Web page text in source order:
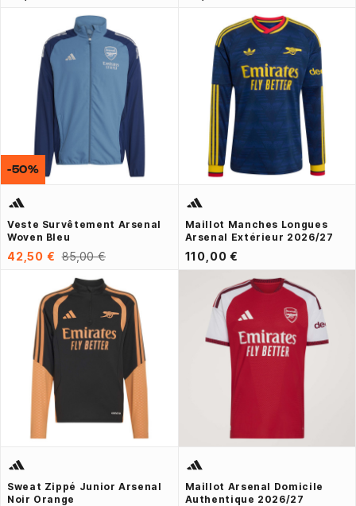
Veste Survêtement Arsenal
Woven Bleu
42,50 € 85,00 €
-50%
Maillot Manches Longues
Arsenal Extérieur 2026/27
110,00 €
Sweat Zippé Junior Arsenal
Noir Orange
Maillot Arsenal Domicile
Authentique 2026/27